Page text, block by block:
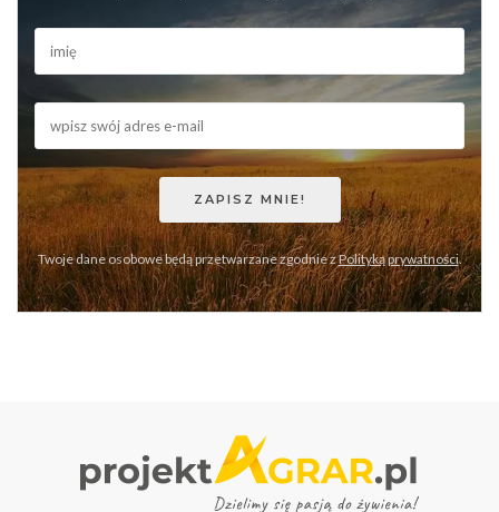
Twoje dane osobowe będą przetwarzane zgodnie zPolityką prywatności.